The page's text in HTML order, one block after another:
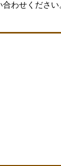
わせください